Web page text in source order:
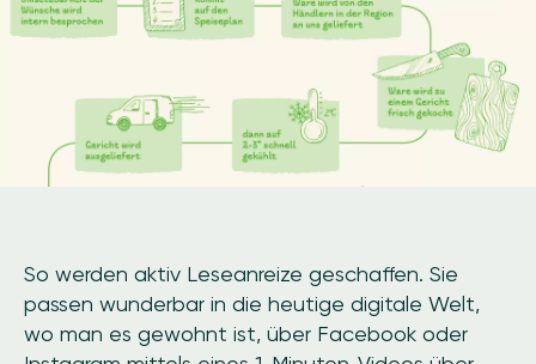
So werden aktiv Leseanreize geschaffen. Sie
passen wunderbar in die heutige digitale Welt,
wo man es gewohnt ist, über Facebook oder